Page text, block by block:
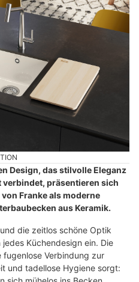
Design, das stilvolle Eleganz
präsentieren sich
Franke als moderne
aus Keramik.
die zeitlos schöne Optik
Küchendesign ein. Die
fugenlose Verbindung zur
und tadellose Hygiene sorgt: